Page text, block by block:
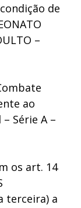
de
–
ao
Série A –
os art. 14
terceira) a